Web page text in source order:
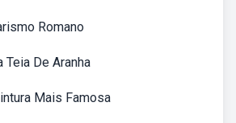
Romano
Teia De Aranha
Mais Famosa